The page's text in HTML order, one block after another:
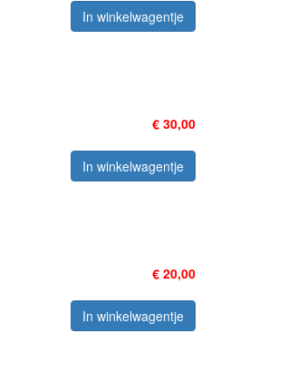
In winkelwagentje
€ 30,00
In winkelwagentje
€ 20,00
In winkelwagentje